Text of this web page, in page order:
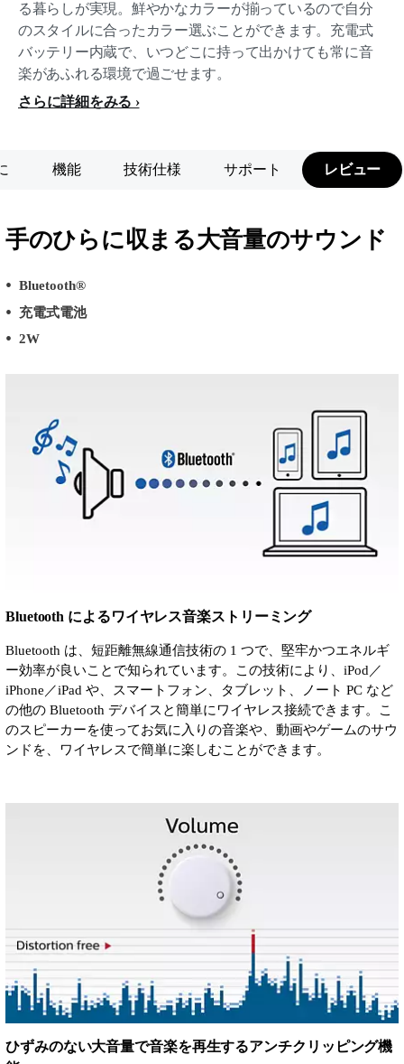
る暮らしが実現。鮮やかなカラーが揃っているので自分
のスタイルに合ったカラー選ぶことができます。充電式
バッテリー内蔵で、いつどこに持って出かけても常に音
楽があふれる環境で過ごせます。
さらに詳細をみる
機能 技術仕様 サポート レビュー
手のひらに収まる大音量のサウンド
Bluetooth®
充電式電池
2W
Bluetooth によるワイヤレス音楽ストリーミング
Bluetooth は、短距離無線通信技術の 1 つで、堅牢かつエネルギ
ー効率が良いことで知られています。この技術により、iPod／
iPhone／iPad や、スマートフォン、タブレット、ノート PC など
の他の Bluetooth デバイスと簡単にワイヤレス接続できます。こ
のスピーカーを使ってお気に入りの音楽や、動画やゲームのサウ
ンドを、ワイヤレスで簡単に楽しむことができます。
ひずみのない大音量で音楽を再生するアンチクリッピング機